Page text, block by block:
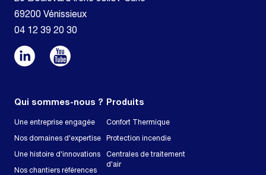
69200 Vénissieux
04 12 39 20 30
Qui sommes-nous ?
Une entreprise engagée
Nos domaines d'expertise
Une histoire d'innovations
Nos chantiers références
Produits
Confort Thermique
Protection incendie
Centrales de traitement
d'air